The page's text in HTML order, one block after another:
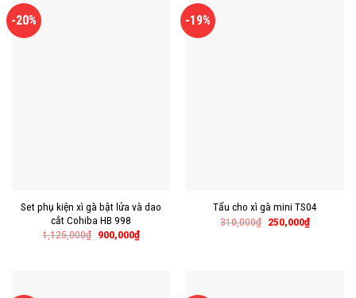
-20%
Set phụ kiện xì gà bật lửa và dao
cắt Cohiba HB 998
1,125,000₫ 900,000₫
-19%
Tẩu cho xì gà mini TS04
310,000₫ 250,000₫